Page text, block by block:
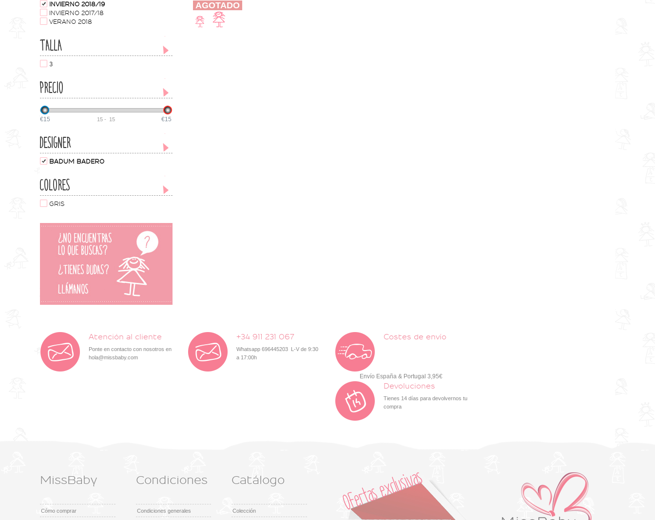
INVIERNO 2018/19
INVIERNO 2017/18
VERANO 2018
TALLA
3
PRECIO
€15 €15
15- 15
DESIGNER
BADUM BADERO
COLORES
GRIS
AGOTADO
Atención al cliente
Ponte en contacto con nosotros en
hola@missbaby.com
+34 911 231 067
Whatsapp 696445203 L-V de 9:30
a 17:00h
Costes de envío
Envío España & Portugal 3,95€
Devoluciones
Tienes 14 días para devolvernos tu
compra
MissBaby
Cómo comprar
Condiciones
Condiciones generales
Catálogo
Colección